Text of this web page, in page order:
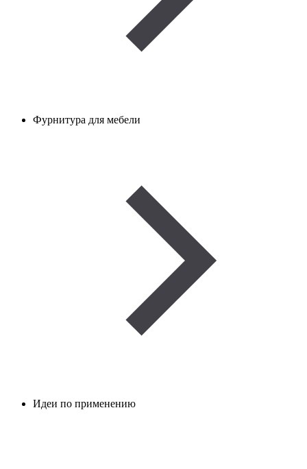
Фурнитура для мебели
Идеи по применению